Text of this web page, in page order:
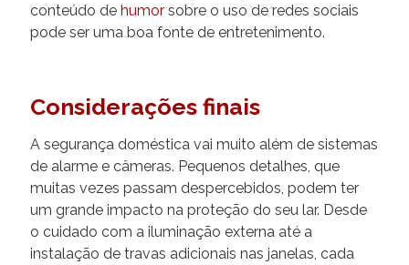
conteúdo de humor sobre o uso de redes sociais
pode ser uma boa fonte de entretenimento.
Considerações finais
A segurança doméstica vai muito além de sistemas
de alarme e câmeras. Pequenos detalhes, que
muitas vezes passam despercebidos, podem ter
um grande impacto na proteção do seu lar. Desde
o cuidado com a iluminação externa até a
instalação de travas adicionais nas janelas, cada